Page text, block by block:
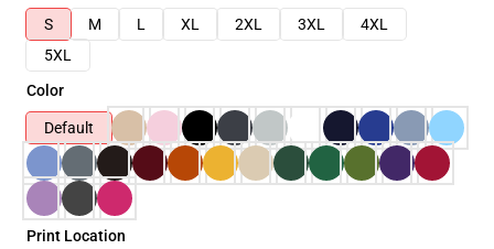
S
M L XL 2XL 3XL
4XL
5XL
Color
Default
Print Location